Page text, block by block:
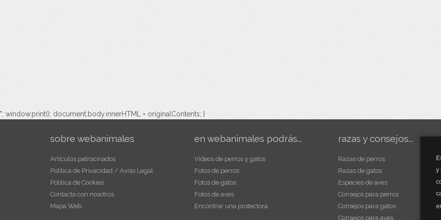
y
"; window.print(); document.body.innerHTML = originalContents; }
sobre webanimales
Artículos patrocinados
Política de Privacidad / Aviso Legal
Política de Cookies
Contacta con nosotros
Mapa Web
en webanimales podrás...
Vídeos de perros y gatos
Fotos de perros
Fotos de gatos
Fotos de aves
Encontrar una protectora
razas y consejos...
Razas de perros
Razas de gatos
Especies de aves
Consejos para perros
Consejos para gatos
Consejos para aves